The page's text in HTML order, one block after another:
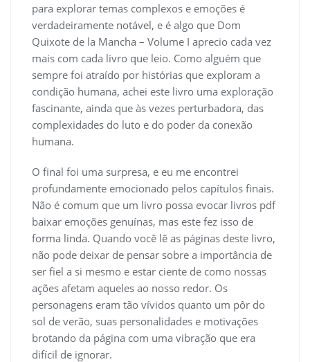
para explorar temas complexos e emoções é
verdadeiramente notável, e é algo que Dom
Quixote de la Mancha – Volume I aprecio cada vez
mais com cada livro que leio. Como alguém que
sempre foi atraído por histórias que exploram a
condição humana, achei este livro uma exploração
fascinante, ainda que às vezes perturbadora, das
complexidades do luto e do poder da conexão
humana.
O final foi uma surpresa, e eu me encontrei
profundamente emocionado pelos capítulos finais.
Não é comum que um livro possa evocar livros pdf
baixar emoções genuínas, mas este fez isso de
forma linda. Quando você lê as páginas deste livro,
não pode deixar de pensar sobre a importância de
ser fiel a si mesmo e estar ciente de como nossas
ações afetam aqueles ao nosso redor. Os
personagens eram tão vívidos quanto um pôr do
sol de verão, suas personalidades e motivações
brotando da página com uma vibração que era
difícil de ignorar.